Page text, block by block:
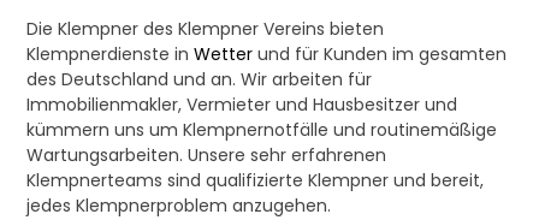
Die Klempner des Klempner Vereins bieten
Klempnerdienste inWetterund für Kunden im gesamten
des Deutschland und an. Wir arbeiten für
Immobilienmakler, Vermieter und Hausbesitzer und
kümmern uns um Klempnernotfälle und routinemäßige
Wartungsarbeiten. Unsere sehr erfahrenen
Klempnerteams sind qualifizierte Klempner und bereit,
jedes Klempnerproblem anzugehen.